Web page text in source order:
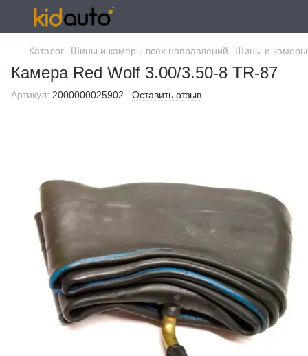
Каталог Шины и камеры всех направлений Шины и камеры
Камера Red Wolf 3.00/3.50-8 TR-87
Артикул: 2000000025902 Оставить отзыв